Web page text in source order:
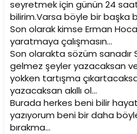
seyretmek için günün 24
bilirim.Varsa böyle bir başka
Son olarak kimse Erman
yaratmaya çalışmasın...
Son olarakta sözüm sanadır
gelmez şeyler yazacaksan
yokken tartışma
yazacaksan akıllı ol...
Burada herkes beni bilir
yazıyorum beni bir daha
bırakma...